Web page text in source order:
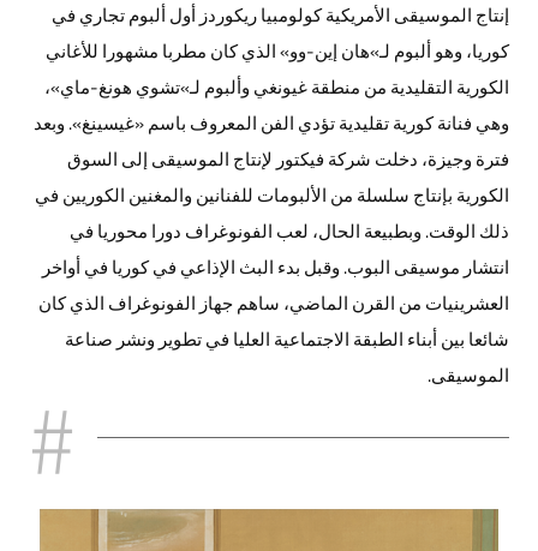
إنتاج الموسيقى الأمريكية كولومبيا ريكوردز أول ألبوم تجاري في
كوريا، وهو ألبوم لـ»هان إين-وو» الذي كان مطربا مشهورا للأغاني
الكورية التقليدية من منطقة غيونغي وألبوم لـ»تشوي هونغ-ماي»،
وهي فنانة كورية تقليدية تؤدي الفن المعروف باسم «غيسينغ». وبعد
فترة وجيزة، دخلت شركة فيكتور لإنتاج الموسيقى إلى السوق
الكورية بإنتاج سلسلة من الألبومات للفنانين والمغنين الكوريين في
ذلك الوقت. وبطبيعة الحال، لعب الفونوغراف دورا محوريا في
انتشار موسيقى البوب. وقبل بدء البث الإذاعي في كوريا في أواخر
العشرينيات من القرن الماضي، ساهم جهاز الفونوغراف الذي كان
شائعا بين أبناء الطبقة الاجتماعية العليا في تطوير ونشر صناعة
الموسيقى.